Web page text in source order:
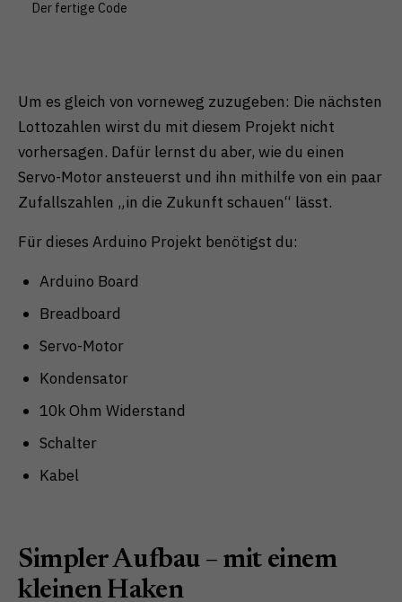
Um es gleich von vorneweg zuzugeben: Die nächsten
Lottozahlen wirst du mit diesem Projekt nicht
vorhersagen. Dafür lernst du aber, wie du einen
Servo-Motor ansteuerst und ihn mithilfe von ein paar
Zufallszahlen „in die Zukunft schauen“ lässt.
Für dieses Arduino Projekt benötigst du:
Arduino Board
Breadboard
Servo-Motor
Kondensator
10k Ohm Widerstand
Schalter
Kabel
Simpler Aufbau – mit einem
kleinen Haken
Der fertige CodeZurück
Funktionen und sind für die einwandfreie Funktion der
Website erforderlich.
Cookie-Informationen anzeigen
Externe Medien (1)
Cookies von externen Medien akzeptiert werden,
Einwilligung mehr.